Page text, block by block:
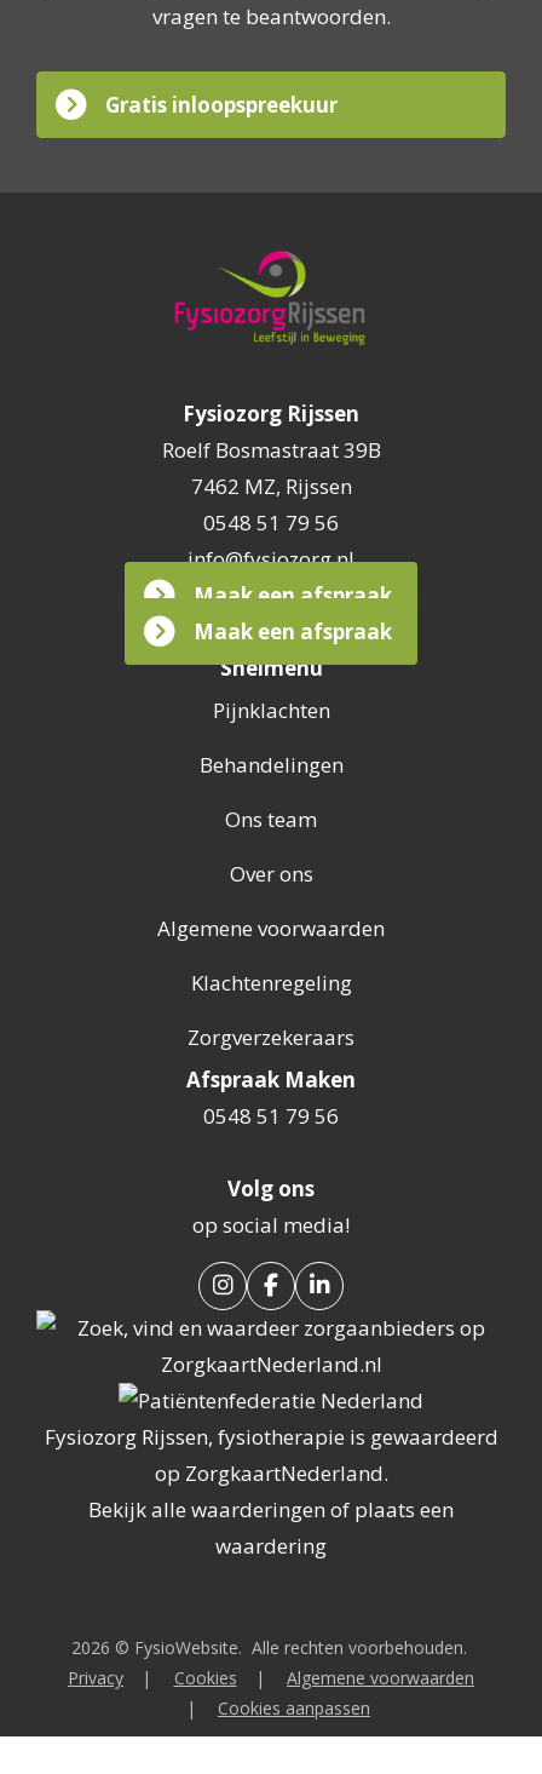
vragen te beantwoorden.
Gratis inloopspreekuur
Fysiozorg Rijssen
Roelf Bosmastraat 39B
7462 MZ, Rijssen
0548 51 79 56
info@fysiozorg.nl
Maak een afspraak
Maak een afspraak
Snelmenu
Pijnklachten
Behandelingen
Ons team
Over ons
Algemene voorwaarden
Klachtenregeling
Zorgverzekeraars
Afspraak Maken
0548 51 79 56
Volg ons
op social media!
Fysiozorg Rijssen, fysiotherapie is gewaardeerd
op ZorgkaartNederland.
Bekijk alle waarderingen of plaats een
waardering
2026 © FysioWebsite. Alle rechten voorbehouden.
Privacy
| Cookies |
Algemene voorwaarden
|
Cookies aanpassen